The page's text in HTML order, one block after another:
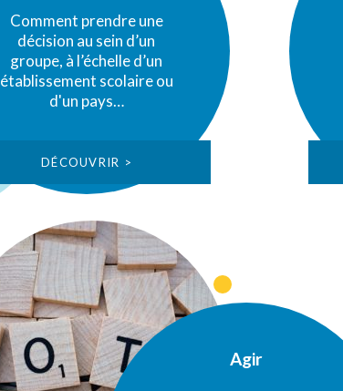
Comment prendre une
décision au sein d’un
groupe, à l’échelle d’un
établissement scolaire ou
d'un pays…
DÉCOUVRIR >
Agir